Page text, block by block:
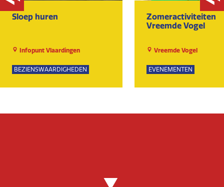
Sloep huren
Infopunt Vlaardingen
BEZIENSWAARDIGHEDEN
Zomeractiviteiten
Vreemde Vogel
Vreemde Vogel
EVENEMENTEN